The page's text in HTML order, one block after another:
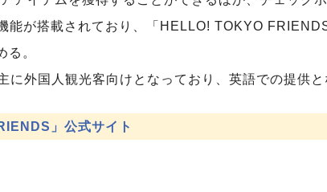
能が搭載されており、「HELLO! TOKYO
る。
に外国人観光客向けとなっており、英語での提供と
」公式サイト